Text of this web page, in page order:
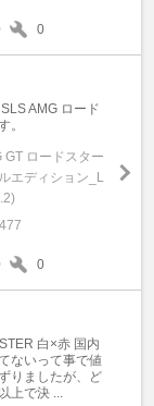
0
AMG ロード
。
GT ロードスター
エディション_L
0
白×赤 国内
ないって事で値
りましたが、ど
上で決 ...